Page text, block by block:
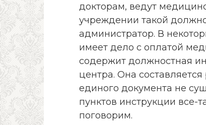
докторам, ведут
учреждении такой
администратор. В
имеет дело с оплатой
содержит должностная
центра. Она
единого документа не
пунктов инструкции все-
поговорим.